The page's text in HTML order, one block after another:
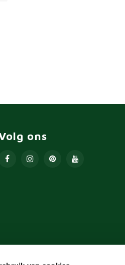
ons